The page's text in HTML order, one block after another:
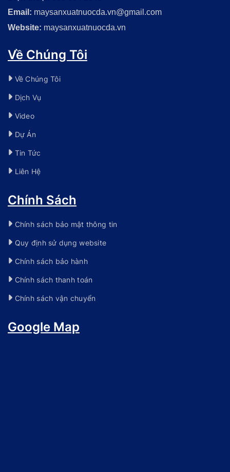
Email: maysanxuatnuocda.vn@gmail.com
Website: maysanxuatnuocda.vn
Về Chúng Tôi
Về Chúng Tôi
Dịch Vụ
Video
Dự Án
Tin Tức
Liên Hệ
Chính Sách
Chính sách bảo mật thông tin
Quy định sử dụng website
Chính sách bảo hành
Chính sách thanh toán
Chính sách vận chuyển
Google Map